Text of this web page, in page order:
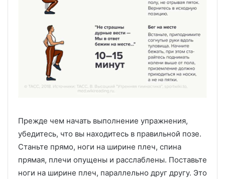
Прежде чем начать выполнение упражнения,
убедитесь, что вы находитесь в правильной позе.
Станьте прямо, ноги на ширине плеч, спина
прямая, плечи опущены и расслаблены. Поставьте
ноги на ширине плеч, параллельно друг другу. Это